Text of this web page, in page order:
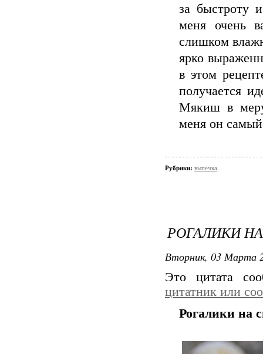
за быстроту
меня очень
слишком
ярко
в этом
получается
Мякиш в
меня он
Рубрики: выпечка
РОГАЛИКИ
Вторник, 03 Марта
Это цитата
цитатник или
Рогалики на